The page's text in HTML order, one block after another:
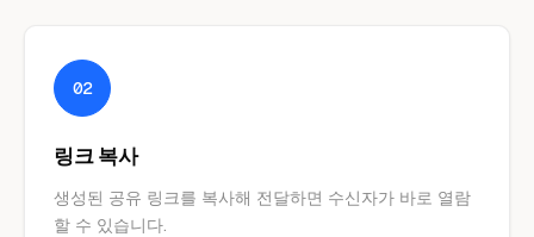
02
링크 복사
생성된 공유 링크를 복사해 전달하면 수신자가 바로 열람
할 수 있습니다.